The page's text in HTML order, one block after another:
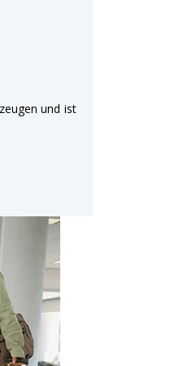
und ist